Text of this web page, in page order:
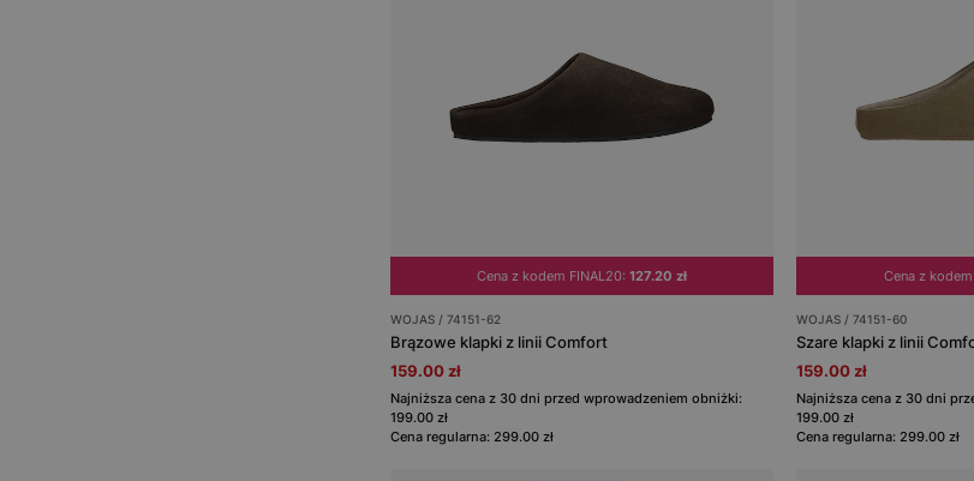
Cena z kodem FINAL20: 127.20 zł
WOJAS / 74151-62
Brązowe klapki z linii Comfort
159.00 zł
Najniższa cena z 30 dni przed wprowadzeniem obniżki:
199.00 zł
Cena regularna: 299.00 zł
Cena z
WOJAS / 74151-60
Szare klapki z linii
159.00 zł
Najniższa cena z 30 dni
199.00 zł
Cena regularna: 299.00 zł